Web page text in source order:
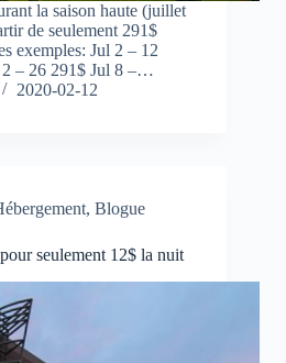
la saison haute (juillet
de seulement 291$
exemples: Jul 2 – 12
2 – 26 291$ Jul 8 –…
2020-02-12
, Blogue
seulement 12$ la nuit